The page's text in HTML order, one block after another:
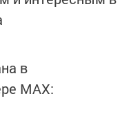
в
MАХ: